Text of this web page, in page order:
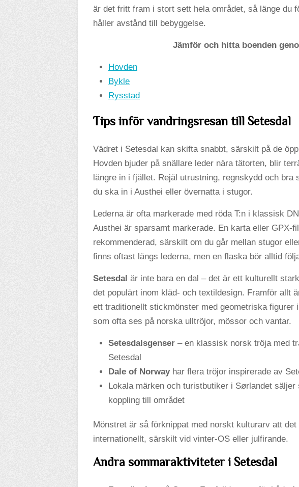
är det fritt fram i stort sett hela området, så länge du
håller avstånd till bebyggelse.
Jämför och hitta boenden
Hovden
Bykle
Rysstad
Tips inför vandringsresan till Setesdal
Vädret i Setesdal kan skifta snabbt, särskilt på de
Hovden bjuder på snällare leder nära tätorten, blir
längre in i fjället. Rejäl utrustning, regnskydd och bra
du ska in i Austhei eller övernatta i stugor.
Lederna är ofta markerade med röda T:n i klassisk
Austhei är sparsamt markerade. En karta eller GPX-
rekommenderad, särskilt om du går mellan stugor
finns oftast längs lederna, men en flaska bör alltid
Setesdal är inte bara en dal – det är ett kulturellt
det populärt inom kläd- och textildesign. Framför allt
ett traditionellt stickmönster med geometriska figurer
som ofta ses på norska ulltröjor, mössor och vantar.
Setesdalsgenser – en klassisk norsk tröja med
Setesdal
Dale of Norwayhar flera tröjor inspirerade av
Lokala märken och turistbutiker i Sørlandet
koppling till området
Mönstret är så förknippat med norskt kulturarv att
internationellt, särskilt vid vinter-OS eller julfirande.
Andra sommaraktiviteter i Setesdal